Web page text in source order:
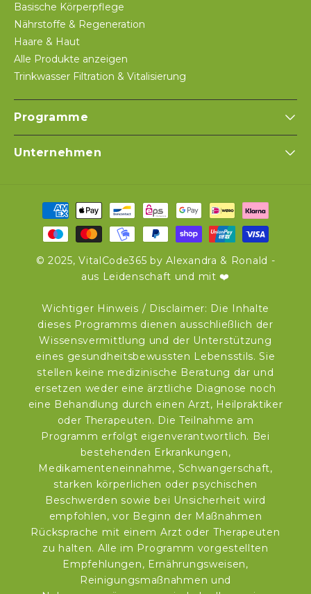
Basische Körperpflege
Nährstoffe & Regeneration
Haare & Haut
Alle Produkte anzeigen
Trinkwasser Filtration & Vitalisierung
Programme
Unternehmen
Zahlungsmethoden
© 2025, VitalCode365 by Alexandra & Ronald -
aus Leidenschaft und mit ❤️
Wichtiger Hinweis / Disclaimer: Die Inhalte
dieses Programms dienen ausschließlich der
Wissensvermittlung und der Unterstützung
eines gesundheitsbewussten Lebensstils. Sie
stellen keine medizinische Beratung dar und
ersetzen weder eine ärztliche Diagnose noch
eine Behandlung durch einen Arzt, Heilpraktiker
oder Therapeuten. Die Teilnahme am
Programm erfolgt eigenverantwortlich. Bei
bestehenden Erkrankungen,
Medikamenteneinnahme, Schwangerschaft,
starken körperlichen oder psychischen
Beschwerden sowie bei Unsicherheit wird
empfohlen, vor Beginn der Maßnahmen
Rücksprache mit einem Arzt oder Therapeuten
zu halten. Alle im Programm vorgestellten
Empfehlungen, Ernährungsweisen,
Reinigungsmaßnahmen und